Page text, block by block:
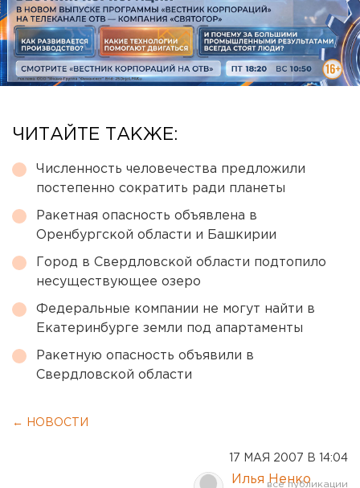
ЧИТАЙТЕ ТАКЖЕ:
Численность человечества предложили
постепенно сократить ради планеты
Ракетная опасность объявлена в
Оренбургской области и Башкирии
Город в Свердловской области подтопило
несуществующее озеро
Федеральные компании не могут найти в
Екатеринбурге земли под апартаменты
Ракетную опасность объявили в
Свердловской области
← НОВОСТИ
17 МАЯ 2007 В 14:04
Илья Ненко